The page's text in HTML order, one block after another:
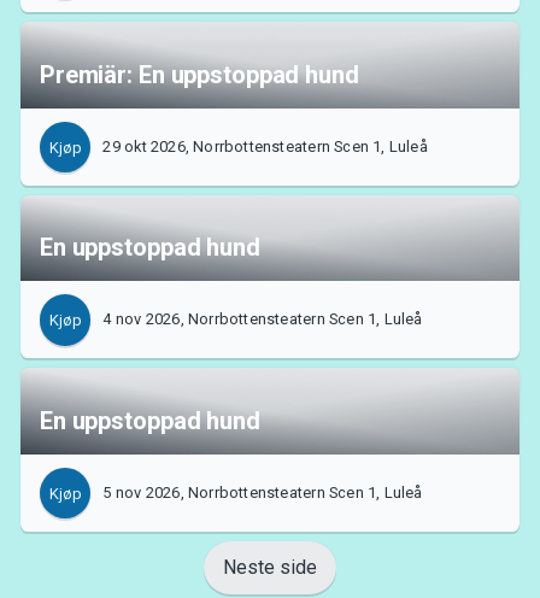
Premiär: En uppstoppad hund
Kjøp 29 okt 2026, Norrbottensteatern Scen 1, Luleå
En uppstoppad hund
Kjøp 4 nov 2026, Norrbottensteatern Scen 1, Luleå
En uppstoppad hund
Kjøp 5 nov 2026, Norrbottensteatern Scen 1, Luleå
Neste side